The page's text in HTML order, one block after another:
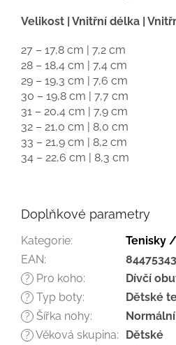
Velikost | Vnitřní délka |
27 – 17,8 cm | 7,2 cm
28 – 18,4 cm | 7,4 cm
29 – 19,3 cm | 7,6 cm
30 – 19,8 cm | 7,7 cm
31 – 20,4 cm | 7,9 cm
32 – 21,0 cm | 8,0 cm
33 – 21,9 cm | 8,2 cm
34 – 22,6 cm | 8,3 cm
Doplňkové parametry
Kategorie:
Tenisky
EAN:
? Pro koho: Dívčí
? Typ boty: Dětské
? Šířka nohy:
? Věková skupina: Dětské